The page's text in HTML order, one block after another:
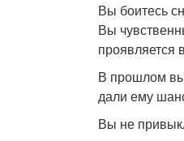
Вы боитесь
Вы
проявляется
В прошлом вы
дали ему
Вы не